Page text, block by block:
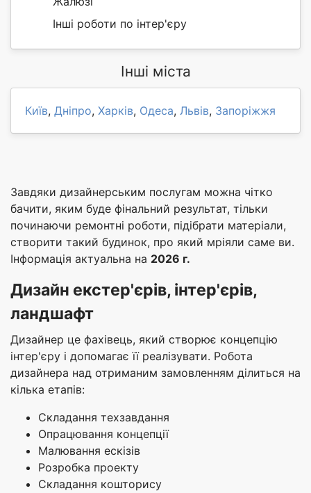
Інші роботи по інтер'єру
Інші міста
Київ, Дніпро, Харків, Одеса, Львів, Запоріжжя
Завдяки дизайнерським послугам можна чітко
бачити, яким буде фінальний результат, тільки
починаючи ремонтні роботи, підібрати матеріали,
створити такий будинок, про який мріяли саме ви.
Інформація актуальна на 2026 г.
Дизайн екстер'єрів, інтер'єрів,
ландшафт
Дизайнер це фахівець, який створює концепцію
інтер'єру і допомагає її реалізувати. Робота
дизайнера над отриманим замовленням ділиться на
кілька етапів:
Складання техзавдання
Опрацювання концепції
Малювання ескізів
Розробка проекту
Складання кошторису